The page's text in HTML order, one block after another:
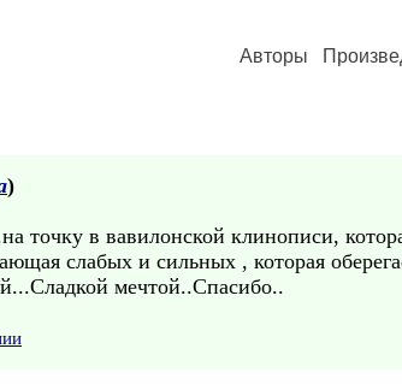
Авторы
)
точку в вавилонской клинописи,
слабых и сильных , которая
мечтой..Спасибо..